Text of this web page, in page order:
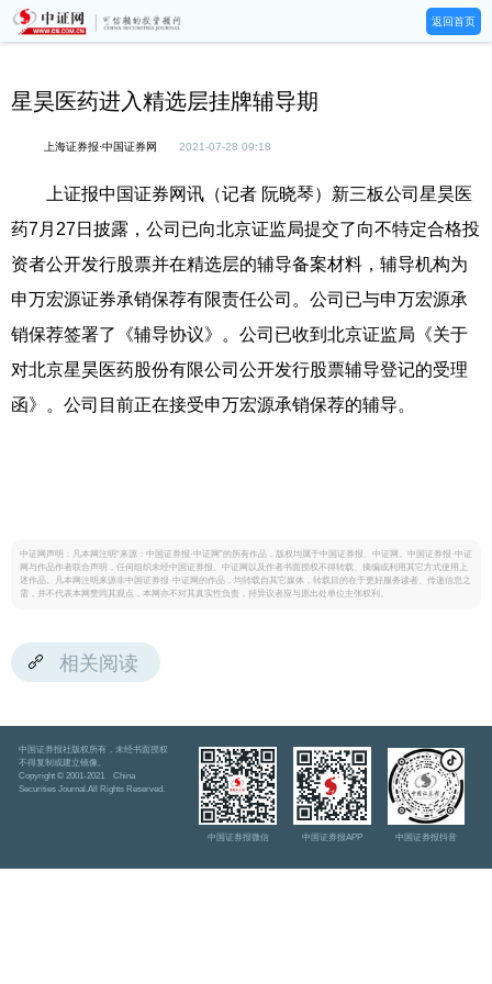
返回首页
星昊医药进入精选层挂牌辅导期
上海证券报·中国证券网 2021-07-28 09:18
上证报中国证券网讯（记者 阮晓琴）新三板公司星昊医
药7月27日披露，公司已向北京证监局提交了向不特定合格投
资者公开发行股票并在精选层的辅导备案材料，辅导机构为
申万宏源证券承销保荐有限责任公司。公司已与申万宏源承
销保荐签署了《辅导协议》。公司已收到北京证监局《关于
对北京星昊医药股份有限公司公开发行股票辅导登记的受理
函》。公司目前正在接受申万宏源承销保荐的辅导。
中证网声明：凡本网注明“来源：中国证券报·中证网”的所有作品，版权均属于中国证券报、中证网。中国证券报·中证
网与作品作者联合声明，任何组织未经中国证券报、中证网以及作者书面授权不得转载、摘编或利用其它方式使用上
述作品。凡本网注明来源非中国证券报·中证网的作品，均转载自其它媒体，转载目的在于更好服务读者、传递信息之
需，并不代表本网赞同其观点，本网亦不对其真实性负责，持异议者应与原出处单位主张权利。
相关阅读
中国证券报社版权所有，未经书面授权
不得复制或建立镜像。
Copyright © 2001-2021 China
Securities Journal.All Rights Reserved.
中国证券报微信 中国证券报APP 中国证券报抖音